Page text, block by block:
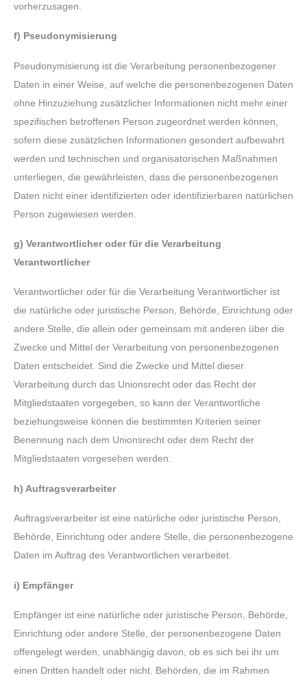
vorherzusagen.
f) Pseudonymisierung
Pseudonymisierung ist die Verarbeitung personenbezogener
Daten in einer Weise, auf welche die personenbezogenen Daten
ohne Hinzuziehung zusätzlicher Informationen nicht mehr einer
spezifischen betroffenen Person zugeordnet werden können,
sofern diese zusätzlichen Informationen gesondert aufbewahrt
werden und technischen und organisatorischen Maßnahmen
unterliegen, die gewährleisten, dass die personenbezogenen
Daten nicht einer identifizierten oder identifizierbaren natürlichen
Person zugewiesen werden.
g) Verantwortlicher oder für die Verarbeitung
Verantwortlicher
Verantwortlicher oder für die Verarbeitung Verantwortlicher ist
die natürliche oder juristische Person, Behörde, Einrichtung oder
andere Stelle, die allein oder gemeinsam mit anderen über die
Zwecke und Mittel der Verarbeitung von personenbezogenen
Daten entscheidet. Sind die Zwecke und Mittel dieser
Verarbeitung durch das Unionsrecht oder das Recht der
Mitgliedstaaten vorgegeben, so kann der Verantwortliche
beziehungsweise können die bestimmten Kriterien seiner
Benennung nach dem Unionsrecht oder dem Recht der
Mitgliedstaaten vorgesehen werden.
h) Auftragsverarbeiter
Auftragsverarbeiter ist eine natürliche oder juristische Person,
Behörde, Einrichtung oder andere Stelle, die personenbezogene
Daten im Auftrag des Verantwortlichen verarbeitet.
i) Empfänger
Empfänger ist eine natürliche oder juristische Person, Behörde,
Einrichtung oder andere Stelle, der personenbezogene Daten
offengelegt werden, unabhängig davon, ob es sich bei ihr um
einen Dritten handelt oder nicht. Behörden, die im Rahmen